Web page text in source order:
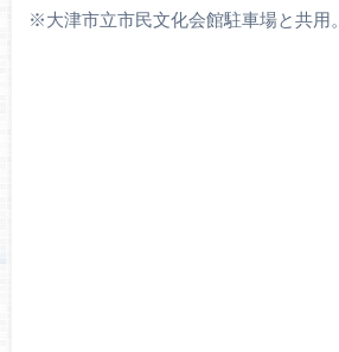
※大津市立市民文化会館駐車場と共用。